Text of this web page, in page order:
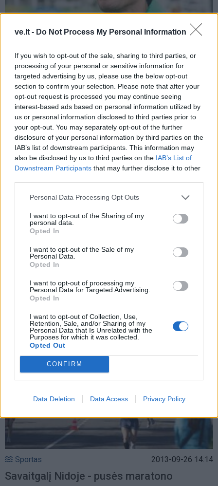
ve.lt - Do Not Process My Personal Information
If you wish to opt-out of the sale, sharing to third parties, or
processing of your personal or sensitive information for
targeted advertising by us, please use the below opt-out
section to confirm your selection. Please note that after your
opt-out request is processed you may continue seeing
interest-based ads based on personal information utilized by
us or personal information disclosed to third parties prior to
your opt-out. You may separately opt-out of the further
disclosure of your personal information by third parties on the
IAB’s list of downstream participants. This information may
also be disclosed by us to third parties on the IAB’s List of
Downstream Participants that may further disclose it to other
Personal Data Processing Opt Outs
I want to opt-out of the Sharing of my
personal data.
Opted In
I want to opt-out of the Sale of my
Personal Data.
Opted In
I want to opt-out of processing my
Personal Data for Targeted Advertising.
Opted In
I want to opt-out of Collection, Use,
Retention, Sale, and/or Sharing of my
Personal Data that Is Unrelated with the
Purposes for which it was collected.
Opted Out
CONFIRM
Data Deletion Data Access Privacy Policy
Sportas 2016-08-21 18:29
Maratonininkas Remigijus Kančys
olimpinėse žaidynėse - 75-as, Valdas
Dopolskas - 111-as
Laisvalaikis
Ne ten pasukusi bėgikė iš Kanados laimėjo
maratoną
Sportas 2013-09-26 14:14
Savaitgalį Nidoje - pusės maratono